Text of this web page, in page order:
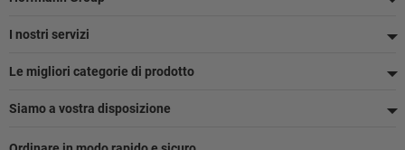
di
pagina
I nostri servizi
Le migliori categorie di prodotto
Siamo a vostra disposizione